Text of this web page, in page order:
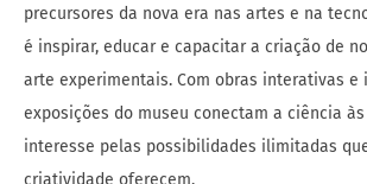
precursores da nova era nas artes e na
é inspirar, educar e capacitar a criação de
arte experimentais. Com obras interativas e
exposições do museu conectam a ciência
interesse pelas possibilidades ilimitadas
criatividade oferecem.